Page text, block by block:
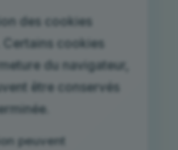
des cookies
Certains cookies
du navigateur,
être conservés
peuvent